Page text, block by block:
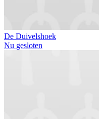
De Duivelshoek
Nu gesloten